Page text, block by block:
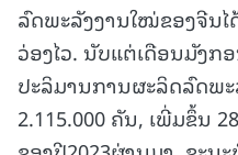
ລົດພະລັງງານໃໝ່ຂອງຈີນ
ວ່ອງໄວ. ນັບແຕ່ເດືອນມັງ
ປະລິມານການຜະລິດລົດພ
2.115.000 ຄັນ, ເພີ່ມຂຶ້ນ